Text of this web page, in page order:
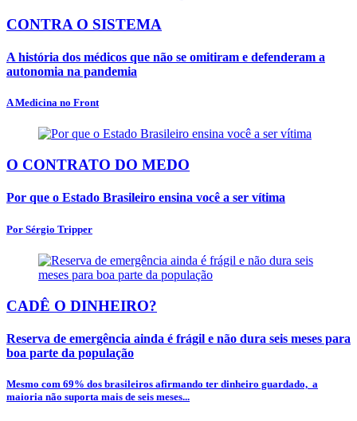
CONTRA O SISTEMA
A história dos médicos que não se omitiram e defenderam a
autonomia na pandemia
A Medicina no Front
O CONTRATO DO MEDO
Por que o Estado Brasileiro ensina você a ser vítima
Por Sérgio Tripper
CADÊ O DINHEIRO?
Reserva de emergência ainda é frágil e não dura seis meses para
boa parte da população
Mesmo com 69% dos brasileiros afirmando ter dinheiro guardado, a
maioria não suporta mais de seis meses...